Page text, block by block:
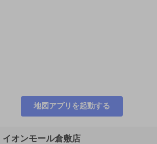
地図アプリを起動する
オンモール倉敷店